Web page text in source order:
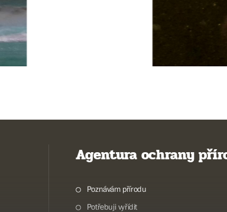
Agentura ochrany
Poznávám přírodu
Potřebuji vyřídit